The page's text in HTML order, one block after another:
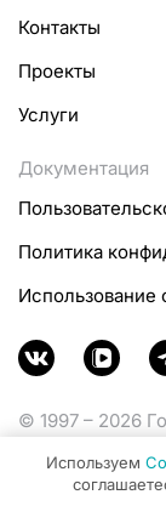
Контакты
Проекты
Услуги
Документация
Политика
Использование
© 1997 – 2026
Министерства
коммуникаций
Используем